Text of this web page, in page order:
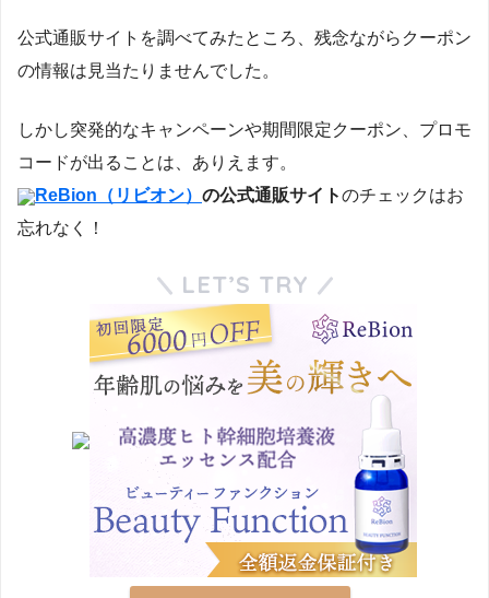
公式通販サイトを調べてみたところ、残念ながらクーポン
の情報は見当たりませんでした。
しかし突発的なキャンペーンや期間限定クーポン、プロモ
コードが出ることは、ありえます。
ReBion（リビオン） の公式通販サイトのチェックはお
忘れなく！
LET’S TRY